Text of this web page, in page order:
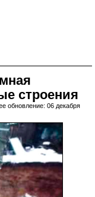
строения
обновление: 06 декабря